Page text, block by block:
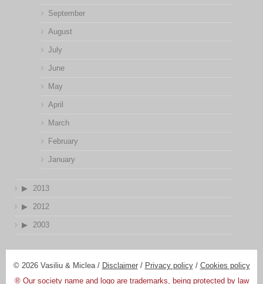
September
August
July
June
May
April
March
February
January
2013
2012
2003
© 2026 Vasiliu & Miclea / Disclaimer/ Privacy policy/ Cookies policy
® Our society name and logo are trademarks, being protected by law